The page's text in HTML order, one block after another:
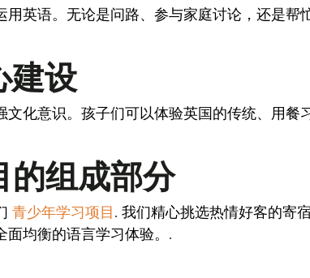
英语。无论是问路、参与家庭讨论，还是
建设
化意识。孩子们可以体验英国的传统、用
的组成部分
青少年学习项目. 我们精心挑选热情好客的寄
均衡的语言学习体验。.